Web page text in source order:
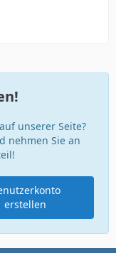
unserer Seite?
nehmen Sie an
erstellen